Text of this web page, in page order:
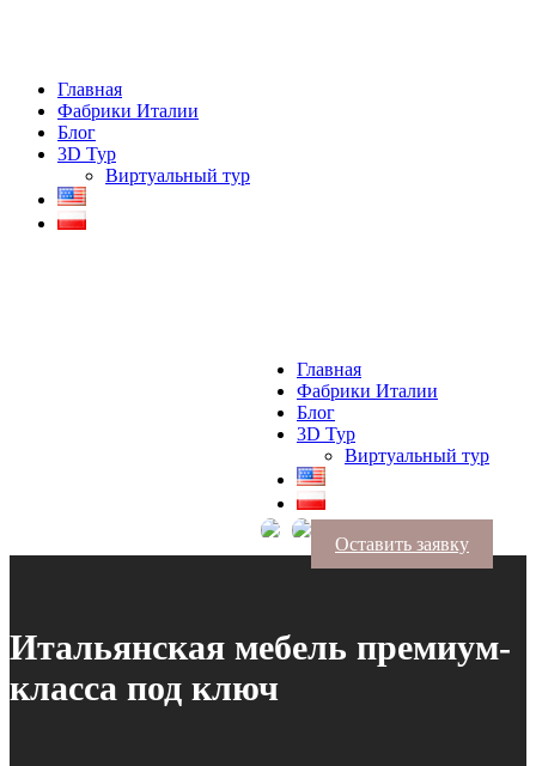
Главная
Фабрики Италии
Блог
3D Тур
Виртуальный тур
Главная
Фабрики Италии
Блог
3D Тур
Виртуальный тур
Оставить заявку
Итальянская мебель премиум-
класса под ключ